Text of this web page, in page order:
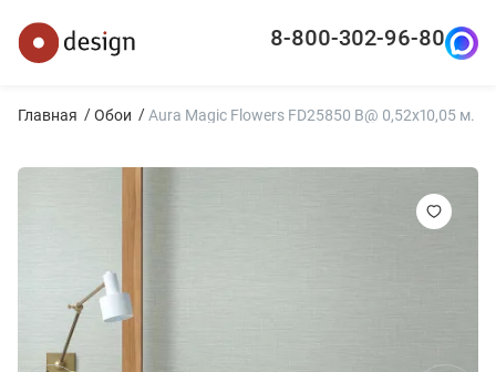
8-800-302-96-80
Главная Обои Aura Magic Flowers FD25850 B@ 0,52x10,05 м.